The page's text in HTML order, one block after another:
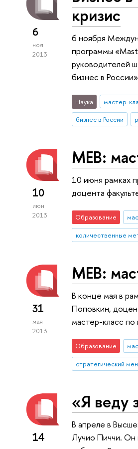
6
ноя
2013
кризис
6 ноября
программы
руководителей
бизнес в
Наука мастер-
бизнес в России
10
июн
2013
МЕВ:
10 июня рамках
доцента
Образование
количественные
31
мая
2013
МЕВ:
В конце мая в
Поповкин,
мастер-класс
Образование
стратегический
14
«Я веду
В апреле в
Лучио Пиччи. Он